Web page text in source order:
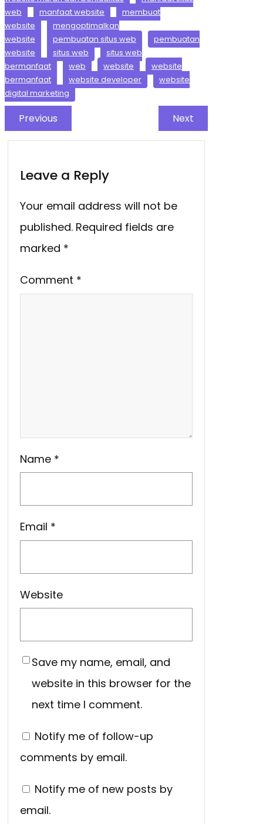
web
manfaat website
membuat
website
mengoptimalkan
website
pembuatan situs web
pembuatan
website
situs web
situs web
bermanfaat
web website
website
bermanfaat
website developer
website
digital marketing
Previous Next
Leave a Reply
Your email address will not be
published. Required fields are
marked *
Comment *
Name *
Email *
Website
Save my name, email, and
website in this browser for the
next time I comment.
Notify me of follow-up
comments by email.
Notify me of new posts by
email.